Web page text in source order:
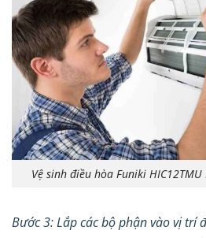
Vệ sinh điều hòa Funiki
Bước 3: Lắp các bộ phận vào vị trí